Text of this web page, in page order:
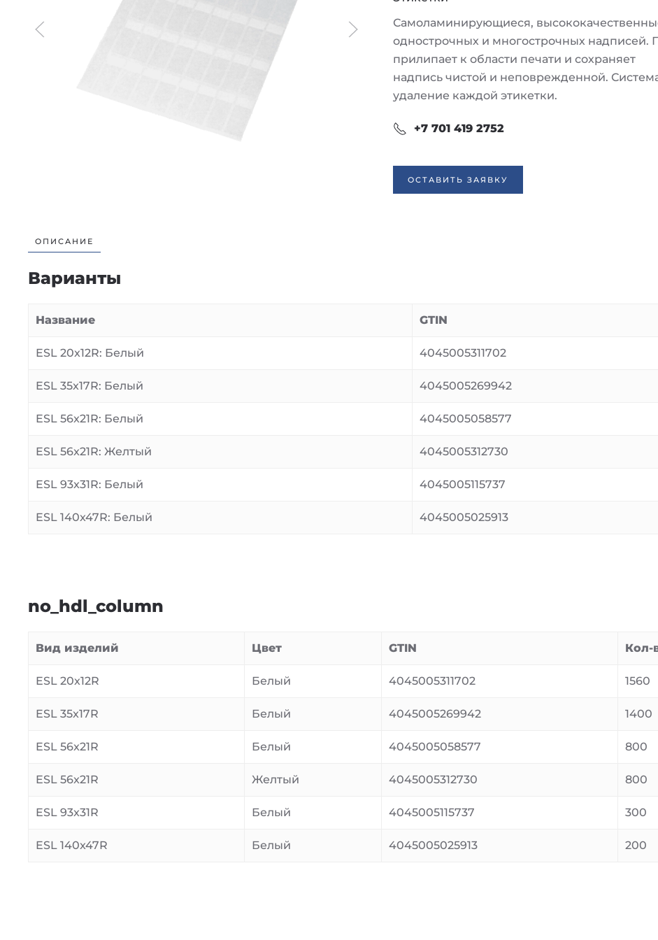
Самоламинирующиеся,
однострочных и многострочных надписей.
прилипает к области печати и сохраняет
надпись чистой и неповрежденной.
удаление каждой этикетки.
+7 701 419 2752
ОСТАВИТЬ ЗАЯВКУ
ОПИСАНИЕ
Варианты
Название GTIN
ESL 20x12R: Белый 4045005311702
ESL 35x17R: Белый 4045005269942
ESL 56x21R: Белый 4045005058577
ESL 56x21R: Желтый 4045005312730
ESL 93x31R: Белый 4045005115737
ESL 140x47R: Белый 4045005025913
no_hdl_column
Вид изделий Цвет GTIN Кол-
ESL 20x12R Белый 4045005311702 1560
ESL 35x17R Белый 4045005269942 1400
ESL 56x21R Белый 4045005058577 800
ESL 56x21R Желтый 4045005312730 800
ESL 93x31R Белый 4045005115737 300
ESL 140x47R Белый 4045005025913 200